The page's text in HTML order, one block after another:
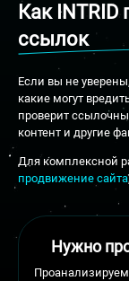
Как
ссылок
Если вы не
какие могут
проверит
контент и другие
Для комплексной
продвижение сайта
Нужно